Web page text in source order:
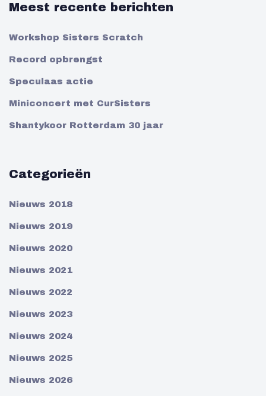
Meest recente berichten
Workshop Sisters Scratch
Record opbrengst
Speculaas actie
Miniconcert met CurSisters
Shantykoor Rotterdam 30 jaar
Categorieën
Nieuws 2018
Nieuws 2019
Nieuws 2020
Nieuws 2021
Nieuws 2022
Nieuws 2023
Nieuws 2024
Nieuws 2025
Nieuws 2026